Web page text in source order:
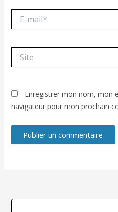
mail*
Enregistrer mon nom, mon
navigateur pour mon prochain